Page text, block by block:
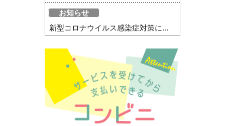
お知らせ
新型コロナウイルス感染症対策に...